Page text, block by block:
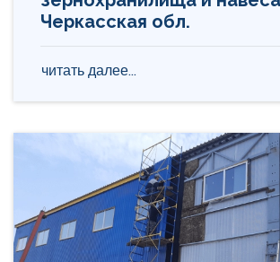
Черкасская обл.
читать далее...